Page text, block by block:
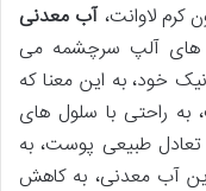
کرم لاوانت،آب معدنی
های آلپ سرچشمه می
خود، به این معنا که
راحتی با سلول های
طبیعی پوست، به
آب معدنی، به کاهش